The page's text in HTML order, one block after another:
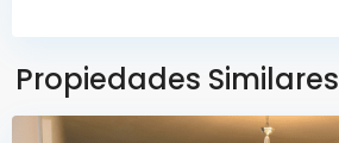
Propiedades Similares
Panamá